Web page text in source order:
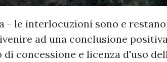
- le interlocuzioni sono e
ad una conclusione
di concessione e licenza d'uso